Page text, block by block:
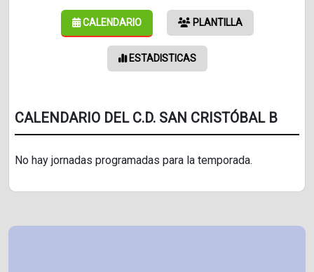
CALENDARIO PLANTILLA
ESTADISTICAS
CALENDARIO DEL C.D. SAN CRISTÓBAL B
No hay jornadas programadas para la temporada.